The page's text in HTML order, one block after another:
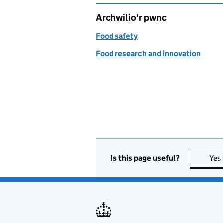
Archwilio'r pwnc
Food safety
Food research and innovation
Is this page useful? Yes